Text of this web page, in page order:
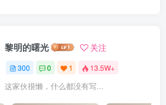
黎明的曙光 关注
300 0 1 13.5W+
这家伙很懒，什么都没有写...